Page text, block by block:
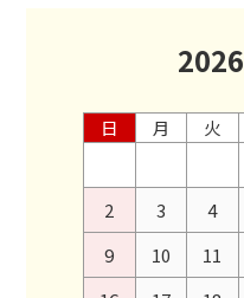
2026
日 月 火
2
3 4
9
10 11